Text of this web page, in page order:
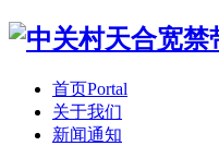
首页Portal
关于我们
新闻通知